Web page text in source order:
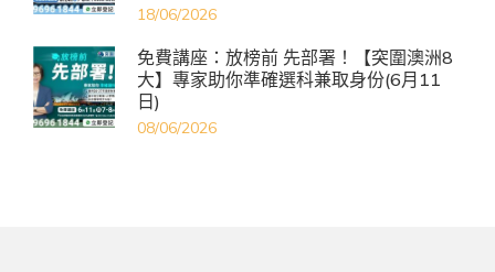
18/06/2026
免費講座：放榜前 先部署！【突圍澳洲8
大】專家助你準確選科兼取身份(6月11
日)
08/06/2026